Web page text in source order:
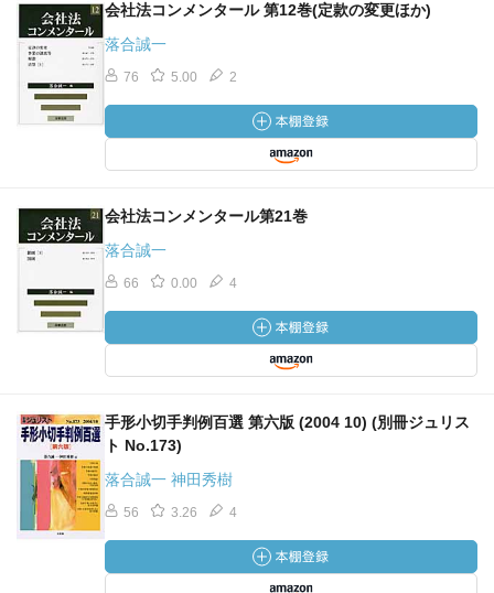
会社法コンメンタール 第12巻(定款の変更ほか)
落合誠一
76 5.00 2
会社法コンメンタール第21巻
落合誠一
66 0.00 4
手形小切手判例百選 第六版 (2004 10) (別冊ジュリス
ト No.173)
落合誠一 神田秀樹
56 3.26 4